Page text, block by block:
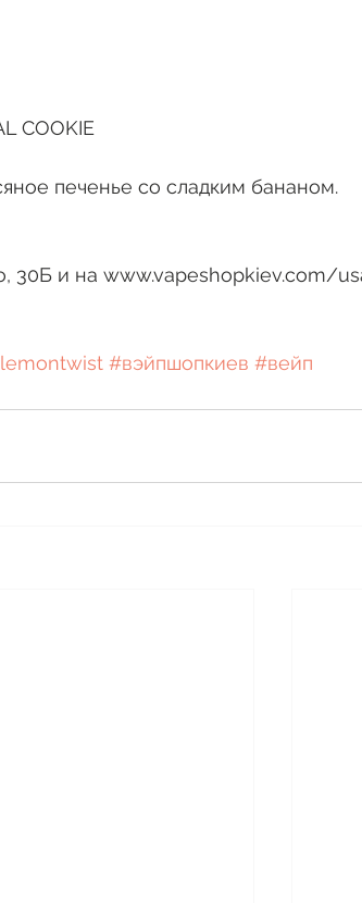
COOKIE
печенье со сладким бананом.
30Б и на www.vapeshopkiev.com/
#вэйпшопкиев #вейп